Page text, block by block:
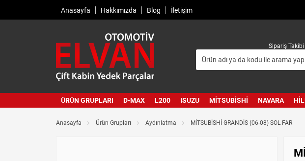
Anasayfa Hakkımızda Blog İletişim
Sipariş Takibi
ÜRÜN GRUPLARI D-MAX L200 ISUZU MITSUBISHI NAVARA
Anasayfa Ürün Grupları Aydınlatma MİTSUBİSHİ GRANDİS (06-08) SOL FAR